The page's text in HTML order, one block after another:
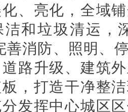
、亮化，全域
和垃圾清运，
善消防、照明、
路升级、建筑
，打造干净整
发挥中心城区